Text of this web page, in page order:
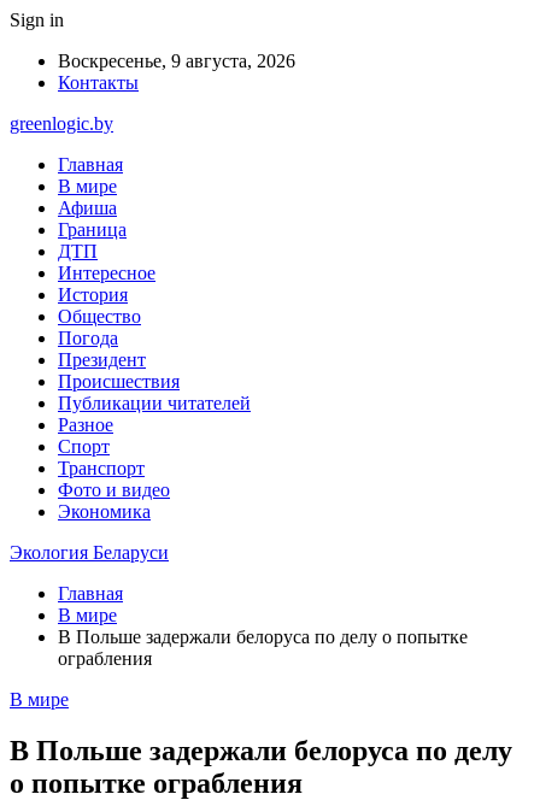
Sign in
Воскресенье, 9 августа, 2026
Контакты
greenlogic.by
Главная
В мире
Афиша
Граница
ДТП
Интересное
История
Общество
Погода
Президент
Происшествия
Публикации читателей
Разное
Спорт
Транспорт
Фото и видео
Экономика
Экология Беларуси
Главная
В мире
В Польше задержали белоруса по делу о попытке
ограбления
В мире
В Польше задержали белоруса по делу
о попытке ограбления